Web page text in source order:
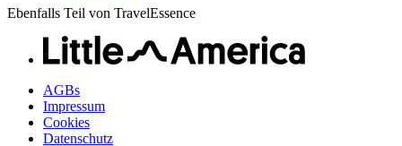
Ebenfalls Teil von TravelEssence
AGBs
Impressum
Cookies
Datenschutz